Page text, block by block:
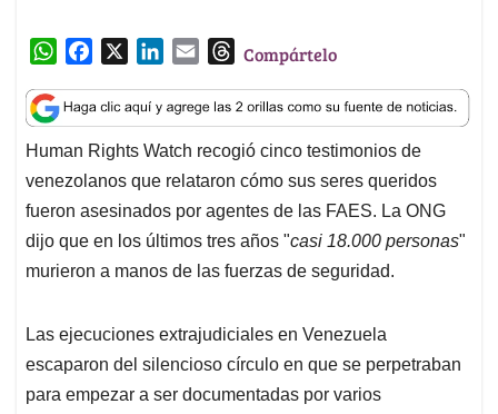
W
a
t
s
A
p
p
c
e
b
o
o
k
n
k
e
d
I
n
a
i
l
T
r
e
a
d
s
Compártelo
Human Rights Watch recogió cinco testimonios de
venezolanos que relataron cómo sus seres queridos
fueron asesinados por agentes de las FAES. La ONG
dijo que en los últimos tres años "casi 18.000 personas"
murieron a manos de las fuerzas de seguridad.
Las ejecuciones extrajudiciales en Venezuela
escaparon del silencioso círculo en que se perpetraban
para empezar a ser documentadas por varios